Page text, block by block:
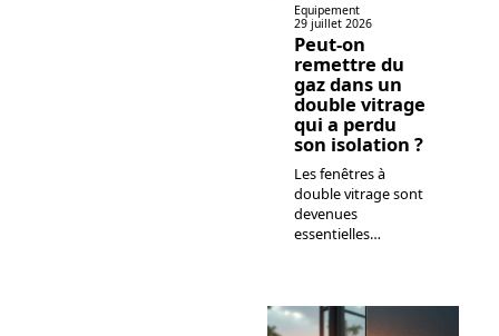
Equipement
29 juillet 2026
Peut-on
remettre du
gaz dans un
double vitrage
qui a perdu
son isolation ?
Les fenêtres à
double vitrage sont
devenues
essentielles…